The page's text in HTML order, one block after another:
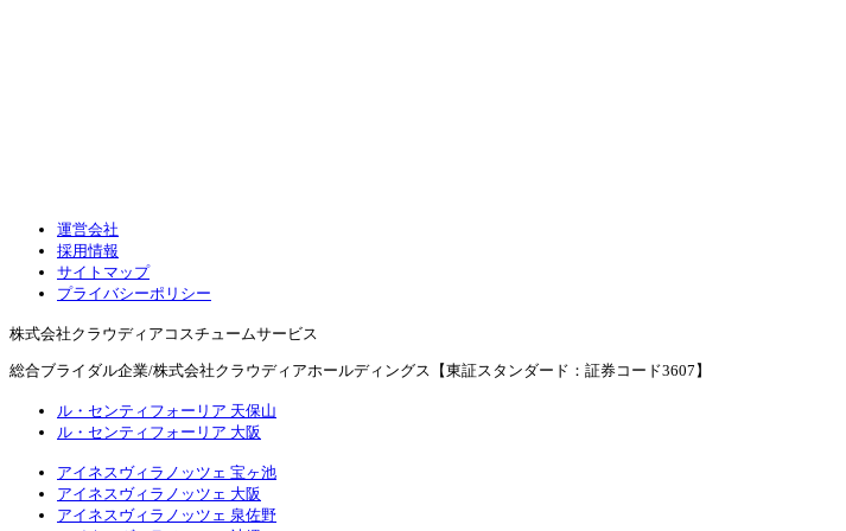
運営会社
採用情報
サイトマップ
プライバシーポリシー
株式会社クラウディアコスチュームサービス
総合ブライダル企業/株式会社クラウディアホールディングス【東証スタンダード：証券コード3607】
ル・センティフォーリア 天保山
ル・センティフォーリア 大阪
アイネスヴィラノッツェ 宝ヶ池
アイネスヴィラノッツェ 大阪
アイネスヴィラノッツェ 泉佐野